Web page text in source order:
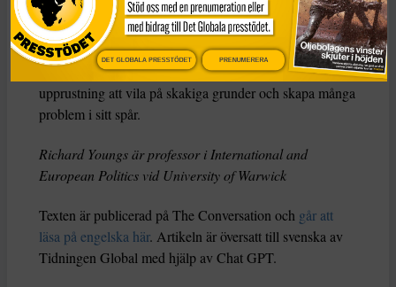
försvarsbudgetarna – men för närvarande skjuter
regeringarna dem framför sig.
Tills dessa utmaningar har lösts kommer Europas
upprustning att vila på skakiga grunder och skapa många
problem i sitt spår.
Richard Youngs är professor i International and
European Politics vid University of Warwick
Texten är publicerad på The Conversation och går att
läsa på engelska här. Artikeln är översatt till svenska av
Tidningen Global med hjälp av Chat GPT.
DET GLOBALA PRESSTÖDET PRENUMERERA